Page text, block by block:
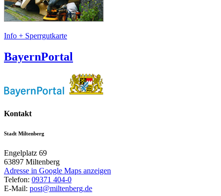
Info + Sperrgutkarte
BayernPortal
Kontakt
Stadt Miltenberg
Engelplatz 69
63897 Miltenberg
Adresse in Google Maps anzeigen
Telefon: 09371 404-0
E-Mail: post@miltenberg.de